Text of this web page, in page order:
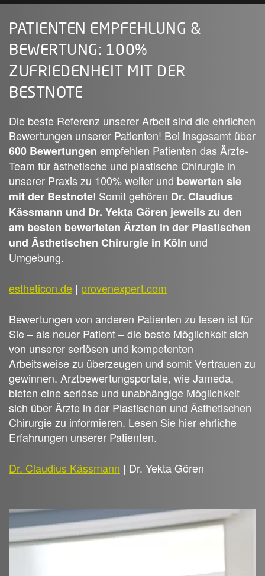
PATIENTEN EMPFEHLUNG &
BEWERTUNG: 100%
ZUFRIEDENHEIT MIT DER
BESTNOTE
Die beste Referenz unserer Arbeit sind die ehrlichen
Bewertungen unserer Patienten! Bei insgesamt über
600 Bewertungen empfehlen Patienten das Ärzte-
Team für ästhetische und plastische Chirurgie in
unserer Praxis zu 100% weiter und bewerten sie
mit der Bestnote! Somit gehören Dr. Claudius
Kässmann und Dr. Yekta Gören jeweils zu den
am besten bewerteten Ärzten in der Plastischen
und Ästhetischen Chirurgie in Köln und
Umgebung.
estheticon.de | provenexpert.com
Bewertungen von anderen Patienten zu lesen ist für
Sie – als neuer Patient – die beste Möglichkeit sich
von unserer seriösen und kompetenten
Arbeitsweise zu überzeugen und somit Vertrauen zu
gewinnen. Arztbewertungsportale, wie Jameda,
bieten eine seriöse und unabhängige Möglichkeit
sich über Ärzte in der Plastischen und Ästhetischen
Chirurgie zu informieren. Lesen Sie hier ehrliche
Erfahrungen unserer Patienten.
Dr. Claudius Kässmann | Dr. Yekta Gören
Video-
Player